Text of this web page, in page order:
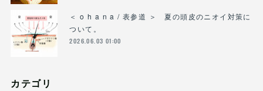
＜ o h a n a / 表参道 ＞ 夏の頭皮のニオイ対策に
ついて。
2026.06.03 01:00
カテゴリ